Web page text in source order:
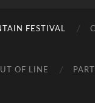
FESTIVAL
OF LINE